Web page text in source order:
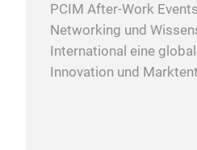
PCIM After-Work
Networking und
International eine
Innovation und